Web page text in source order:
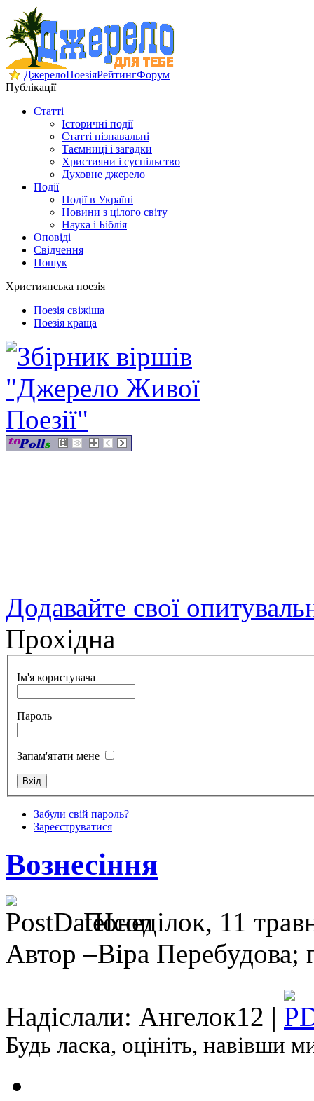
ДжерелоПоезіяРейтингФорум
Публікації
Статті
Історичні події
Статті пізнавальні
Таємниці і загадки
Християни і суспільство
Духовне джерело
Події
Події в Україні
Новини з цілого світу
Наука і Біблія
Оповіді
Свідчення
Пошук
Християнська поезія
Поезія свіжіша
Поезія краща
Додавайте свої
Прохідна
Ім'я користувача
Пароль
Запам'ятати мене
Забули свій пароль?
Зареєструватися
Вознесіння
Понеділок, 11
Автор –Віра
Надіслали: Ангелок12 |
Будь ласка, оцініть, навівши